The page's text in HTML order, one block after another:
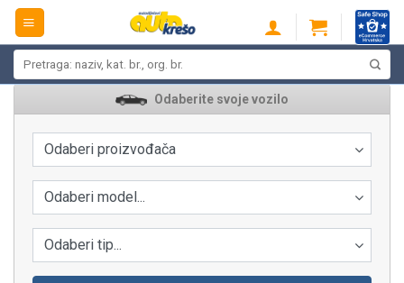
Skip
content
Odaberite svoje vozilo
Odaberi proizvođača
Odaberi model...
Odaberi tip...